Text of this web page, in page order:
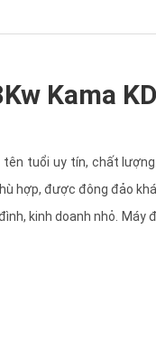
Kama
tên tuổi uy tín, chất
hợp, được đông đảo
kinh doanh nhỏ.